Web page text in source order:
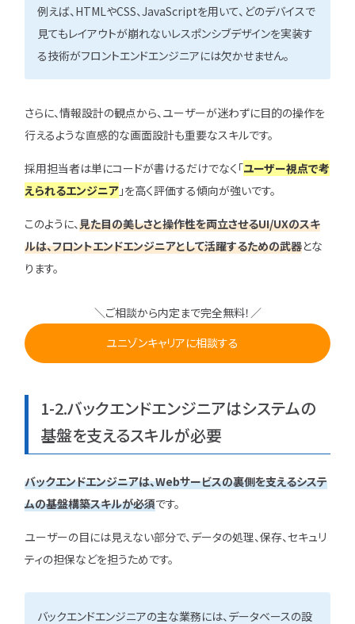
ニュースページ
利用規約
個人情報の取り扱い
個人情報保護方針
例えば、HTMLやCSS、JavaScriptを用いて、どのデバイスで
見てもレイアウトが崩れないレスポンシブデザインを実装す
る技術がフロントエンドエンジニアには欠かせません。
さらに、情報設計の観点から、ユーザーが迷わずに目的の操作を
行えるような直感的な画面設計も重要なスキルです。
採用担当者は単にコードが書けるだけでなく「ユーザー視点で考
えられるエンジニア 」を高く評価する傾向が強いです。
このように、見た目の美しさと操作性を両立させるUI/UXのスキ
ルは、フロントエンドエンジニアとして活躍するための武器とな
ります。
＼ご相談から内定まで完全無料！／
ユニゾンキャリアに相談する
1-2.バックエンドエンジニアはシステムの
基盤を支えるスキルが必要
バックエンドエンジニアは、Webサービスの裏側を支えるシステ
ムの基盤構築スキルが必須です。
ユーザーの目には見えない部分で、データの処理、保存、セキュリ
ティの担保などを担うためです。
バックエンドエンジニアの主な業務には、データベースの設